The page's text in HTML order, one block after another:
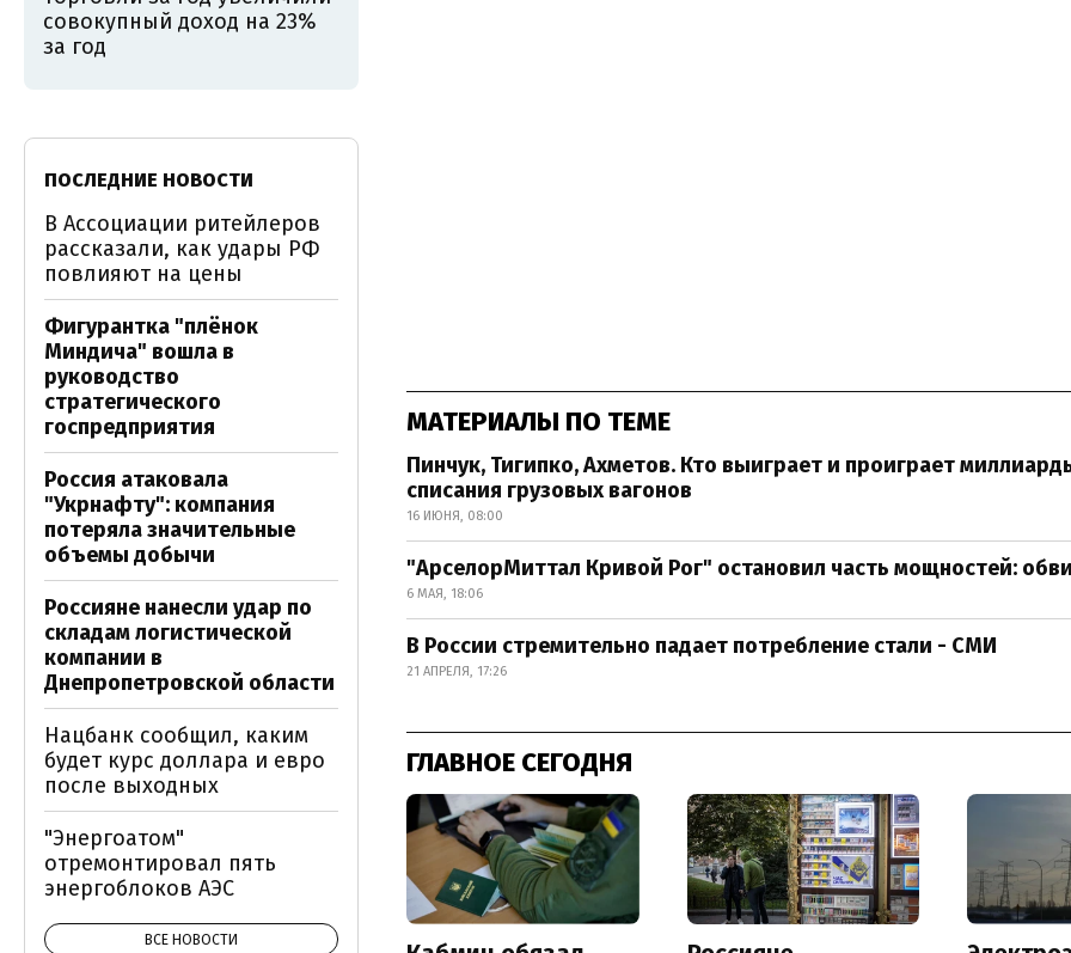
МАТЕРИАЛЫ ПО ТЕМЕ
Пинчук, Тигипко, Ахметов. Кто выиграет и проиграет
списания грузовых вагонов
16 ИЮНЯ, 08:00
"АрселорМиттал Кривой Рог" остановил часть мощностей:
6 МАЯ, 18:06
В России стремительно падает потребление стали - СМИ
21 АПРЕЛЯ, 17:26
ГЛАВНОЕ СЕГОДНЯ
совокупный доход на 23%
за год
ПОСЛЕДНИЕ НОВОСТИ
В Ассоциации ритейлеров
рассказали, как удары РФ
повлияют на цены
Фигурантка "плёнок
Миндича" вошла в
руководство
стратегического
госпредприятия
Россия атаковала
"Укрнафту": компания
потеряла значительные
объемы добычи
Россияне нанесли удар по
складам логистической
компании в
Днепропетровской области
Нацбанк сообщил, каким
будет курс доллара и евро
после выходных
"Энергоатом"
отремонтировал пять
энергоблоков АЭС
ВСЕ НОВОСТИ